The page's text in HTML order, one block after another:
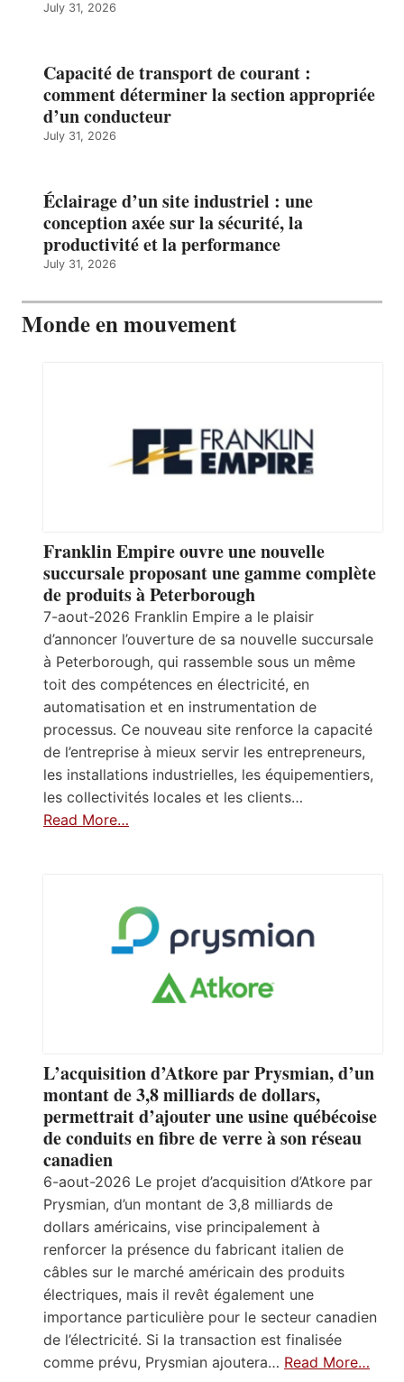
July 31, 2026
Capacité de transport de courant :
comment déterminer la section appropriée
d’un conducteur
July 31, 2026
Éclairage d’un site industriel : une
conception axée sur la sécurité, la
productivité et la performance
July 31, 2026
Monde en mouvement
Franklin Empire ouvre une nouvelle
succursale proposant une gamme complète
de produits à Peterborough
7-aout-2026 Franklin Empire a le plaisir
d’annoncer l’ouverture de sa nouvelle succursale
à Peterborough, qui rassemble sous un même
toit des compétences en électricité, en
automatisation et en instrumentation de
processus. Ce nouveau site renforce la capacité
de l’entreprise à mieux servir les entrepreneurs,
les installations industrielles, les équipementiers,
les collectivités locales et les clients…
Read More…
L’acquisition d’Atkore par Prysmian, d’un
montant de 3,8 milliards de dollars,
permettrait d’ajouter une usine québécoise
de conduits en fibre de verre à son réseau
canadien
6-aout-2026 Le projet d’acquisition d’Atkore par
Prysmian, d’un montant de 3,8 milliards de
dollars américains, vise principalement à
renforcer la présence du fabricant italien de
câbles sur le marché américain des produits
électriques, mais il revêt également une
importance particulière pour le secteur canadien
de l’électricité. Si la transaction est finalisée
comme prévu, Prysmian ajoutera… Read More…